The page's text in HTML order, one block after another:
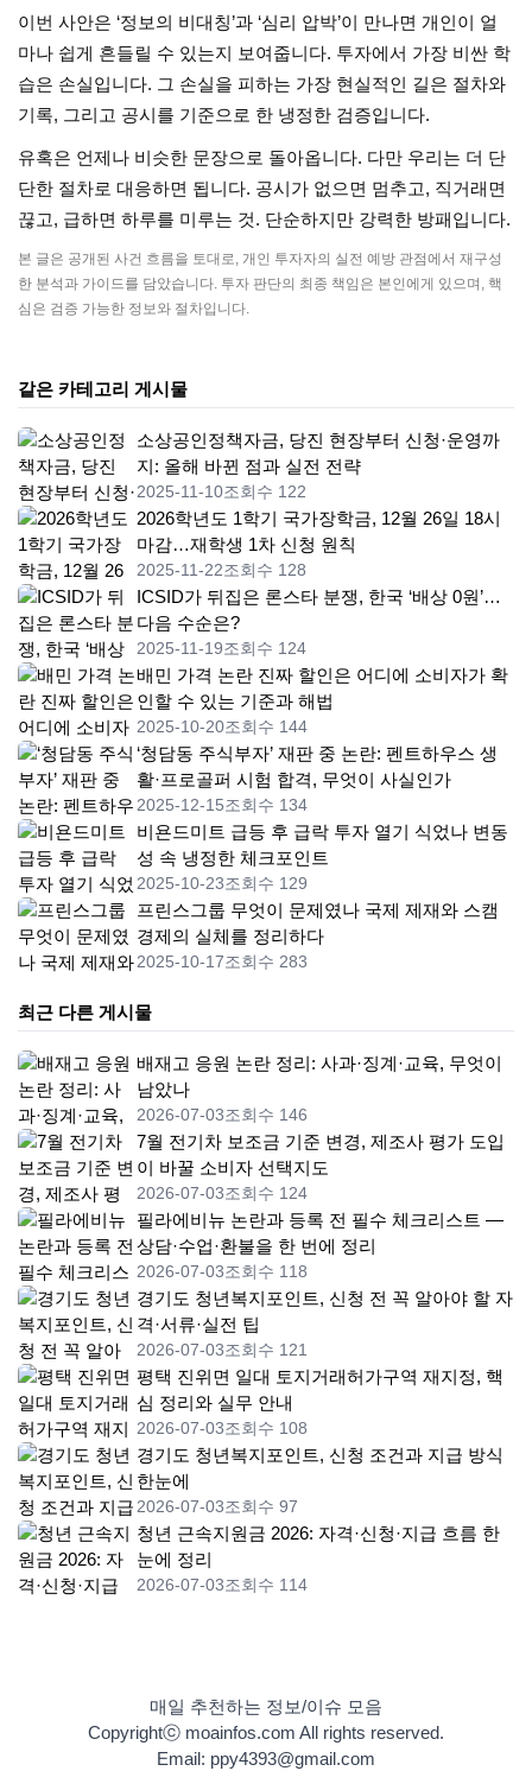
이번 사안은 ‘정보의 비대칭’과 ‘심리 압박’이 만나면 개인이 얼
마나 쉽게 흔들릴 수 있는지 보여줍니다. 투자에서 가장 비싼 학
습은 손실입니다. 그 손실을 피하는 가장 현실적인 길은 절차와
기록, 그리고 공시를 기준으로 한 냉정한 검증입니다.
유혹은 언제나 비슷한 문장으로 돌아옵니다. 다만 우리는 더 단
단한 절차로 대응하면 됩니다. 공시가 없으면 멈추고, 직거래면
끊고, 급하면 하루를 미루는 것. 단순하지만 강력한 방패입니다.
본 글은 공개된 사건 흐름을 토대로, 개인 투자자의 실전 예방 관점에서 재구성
한 분석과 가이드를 담았습니다. 투자 판단의 최종 책임은 본인에게 있으며, 핵
심은 검증 가능한 정보와 절차입니다.
같은 카테고리 게시물
소상공인정책자금, 당진 현장부터 신청·운영까
지: 올해 바뀐 점과 실전 전략
2025-11-10조회수 122
2026학년도 1학기 국가장학금, 12월 26일 18시
마감…재학생 1차 신청 원칙
2025-11-22조회수 128
ICSID가 뒤집은 론스타 분쟁, 한국 ‘배상 0원’…
다음 수순은?
2025-11-19조회수 124
배민 가격 논란 진짜 할인은 어디에 소비자가 확
인할 수 있는 기준과 해법
2025-10-20조회수 144
‘청담동 주식부자’ 재판 중 논란: 펜트하우스 생
활·프로골퍼 시험 합격, 무엇이 사실인가
2025-12-15조회수 134
비욘드미트 급등 후 급락 투자 열기 식었나 변동
성 속 냉정한 체크포인트
2025-10-23조회수 129
프린스그룹 무엇이 문제였나 국제 제재와 스캠
경제의 실체를 정리하다
2025-10-17조회수 283
최근 다른 게시물
배재고 응원 논란 정리: 사과·징계·교육, 무엇이
남았나
2026-07-03조회수 146
7월 전기차 보조금 기준 변경, 제조사 평가 도입
이 바꿀 소비자 선택지도
2026-07-03조회수 124
필라에비뉴 논란과 등록 전 필수 체크리스트 —
상담·수업·환불을 한 번에 정리
2026-07-03조회수 118
경기도 청년복지포인트, 신청 전 꼭 알아야 할 자
격·서류·실전 팁
2026-07-03조회수 121
평택 진위면 일대 토지거래허가구역 재지정, 핵
심 정리와 실무 안내
2026-07-03조회수 108
경기도 청년복지포인트, 신청 조건과 지급 방식
한눈에
2026-07-03조회수 97
청년 근속지원금 2026: 자격·신청·지급 흐름 한
눈에 정리
2026-07-03조회수 114
매일 추천하는 정보/이슈 모음
Copyrightⓒ moainfos.com All rights reserved.
Email: ppy4393@gmail.com